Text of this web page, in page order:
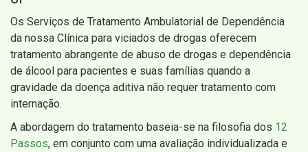
Os Serviços de Tratamento Ambulatorial de Dependência
da nossa Clínica para viciados de drogas oferecem
tratamento abrangente de abuso de drogas e dependência
de álcool para pacientes e suas famílias quando a
gravidade da doença aditiva não requer tratamento com
internação.
A abordagem do tratamento baseia-se na filosofia dos 12
Passos, em conjunto com uma avaliação individualizada e